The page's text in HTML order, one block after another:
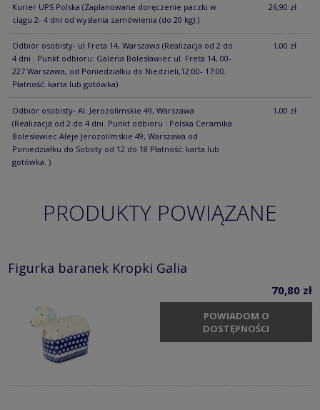
Kurier UPS Polska (Zaplanowane doręczenie paczki w
ciągu 2- 4 dni od wysłania zamówienia (do 20 kg).)
26,90 zł
Odbiór osobisty- ul.Freta 14, Warszawa (Realizacja od 2 do
4 dni . Punkt odbioru: Galeria Bolesławiec ul. Freta 14, 00-
227 Warszawa, od Poniedziałku do Niedzieli,12:00- 17:00.
Płatność: karta lub gotówka)
1,00 zł
Odbiór osobisty- Al. Jerozolimskie 49, Warszawa
(Realizacja od 2 do 4 dni. Punkt odbioru : Polska Ceramika
Bolesławiec Aleje Jerozolimskie 49, Warszawa od
Poniedziałku do Soboty od 12 do 18 Płatność: karta lub
gotówka. )
1,00 zł
PRODUKTY POWIĄZANE
Figurka baranek Kropki Galia
70,80 zł
POWIADOM O
DOSTĘPNOŚCI